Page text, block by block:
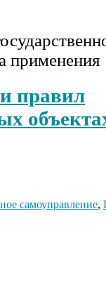
правил
самоуправление,